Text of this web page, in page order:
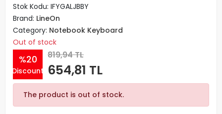
Stok Kodu: IFYGALJBBY
Brand: LineOn
Category: Notebook Keyboard
Out of stock
%20
Discount
819,94 TL
654,81 TL
The product is out of stock.